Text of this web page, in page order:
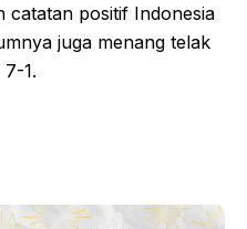
catatan positif Indonesia
juga menang telak
1.